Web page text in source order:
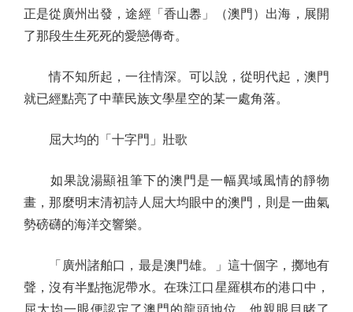
正是從廣州出發，途經「香山嶴」（澳門）出海，展開
了那段生生死死的愛戀傳奇。
情不知所起，一往情深。可以說，從明代起，澳門
就已經點亮了中華民族文學星空的某一處角落。
屈大均的「十字門」壯歌
如果說湯顯祖筆下的澳門是一幅異域風情的靜物
畫，那麼明末清初詩人屈大均眼中的澳門，則是一曲氣
勢磅礴的海洋交響樂。
「廣州諸舶口，最是澳門雄。」這十個字，擲地有
聲，沒有半點拖泥帶水。在珠江口星羅棋布的港口中，